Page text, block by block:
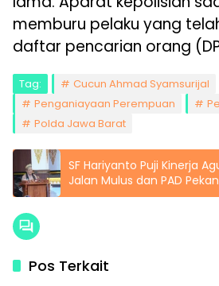
memburu pelaku yang
daftar pencarian orang
Tag: Cucun Ahmad Syamsurijal
Penganiayaan Perempuan
Polda Jawa Barat
SF Hariyanto Puji Kinerja
Jalan Mulus dan PAD
Pos Terkait